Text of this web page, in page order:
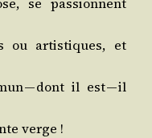
ou artis­tiques, et
— dont il est — il
verge !